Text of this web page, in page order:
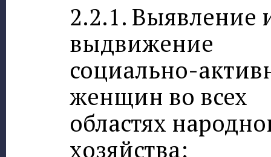
2.2.1. Выявление
выдвижение
социально-
женщин во всех
областях
хозяйства;